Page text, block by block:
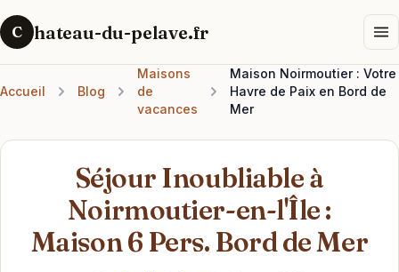
C hateau-du-pelave.fr
Accueil Blog
Maisons
de
vacances
Maison Noirmoutier : Votre
Havre de Paix en Bord de
Mer
Séjour Inoubliable à
Noirmoutier-en-l'Île :
Maison 6 Pers. Bord de Mer